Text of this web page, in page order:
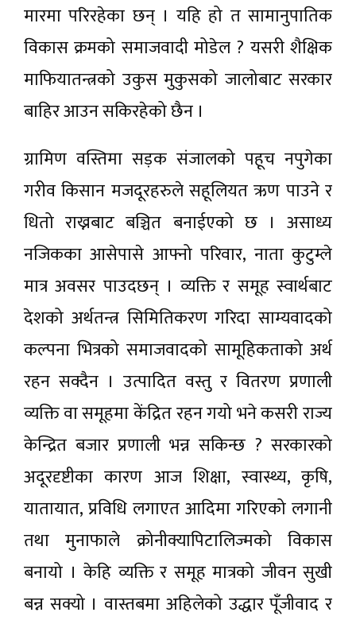
मारमा परिरहेका छन् । यहि हो त सामानुपातिक
विकास क्रमको समाजवादी मोडेल ? यसरी शैक्षिक
माफियातन्त्रको उकुस मुकुसको जालोबाट सरकार
बाहिर आउन सकिरहेको छैन ।
ग्रामिण वस्तिमा सड़क संजालको पहूच नपुगेका
गरीव किसान मजदूरहरुले सहूलियत ऋण पाउने र
धितो राख्नबाट बञ्चित बनाईएको छ । असाध्य
नजिकका आसेपासे आफ्नो परिवार, नाता कुटुम्ले
मात्र अवसर पाउदछन् । व्यक्ति र समूह स्वार्थबाट
देशको अर्थतन्त्र सिमितिकरण गरिदा साम्यवादको
कल्पना भित्रको समाजवादको सामूहिकताको अर्थ
रहन सक्दैन । उत्पादित वस्तु र वितरण प्रणाली
व्यक्ति वा समूहमा केंद्रित रहन गयो भने कसरी राज्य
केन्द्रित बजार प्रणाली भन्न सकिन्छ ? सरकारको
अदूरदृष्टीका कारण आज शिक्षा, स्वास्थ्य, कृषि,
यातायात, प्रविधि लगाएत आदिमा गरिएको लगानी
तथा मुनाफाले क्रोनीक्यापिटालिज्मको विकास
बनायो । केहि व्यक्ति र समूह मात्रको जीवन सुखी
बन्न सक्यो । वास्तबमा अहिलेको उद्धार पूँजीवाद र